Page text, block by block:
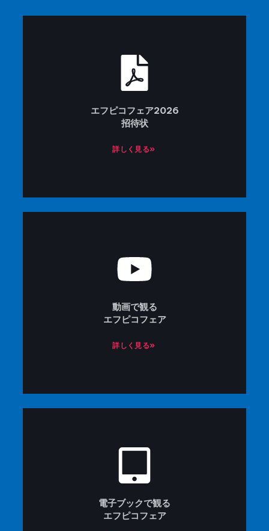
エフピコフェア2026
招待状
詳しく見る»
動画で観る
エフピコフェア
詳しく見る»
電子ブックで観る
エフピコフェア